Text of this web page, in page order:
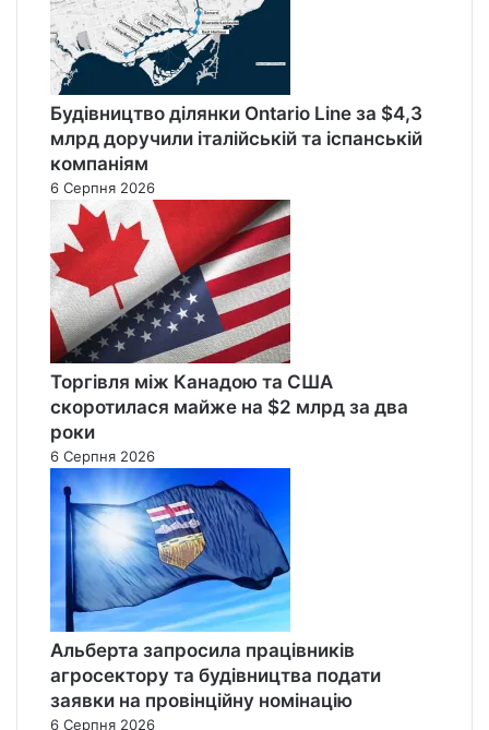
Будівництво ділянки Ontario Line за $4,3
млрд доручили італійській та іспанській
компаніям
6 Серпня 2026
Торгівля між Канадою та США
скоротилася майже на $2 млрд за два
роки
6 Серпня 2026
Альберта запросила працівників
агросектору та будівництва подати
заявки на провінційну номінацію
6 Серпня 2026